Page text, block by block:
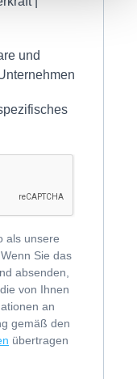
und
als unsere
Sie das
absenden,
von Ihnen
an
gemäß den
übertragen